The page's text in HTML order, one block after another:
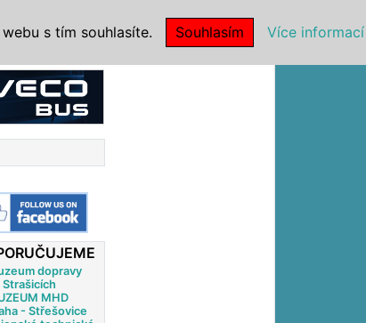
dopravy
Strašicích
MHD
- Střešovice
s tím souhlasíte. Souhlasím Více informací